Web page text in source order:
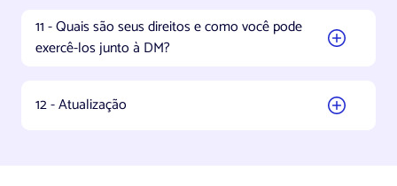
11 - Quais são seus direitos e como você pode
exercê-los junto à DM?
12 - Atualização